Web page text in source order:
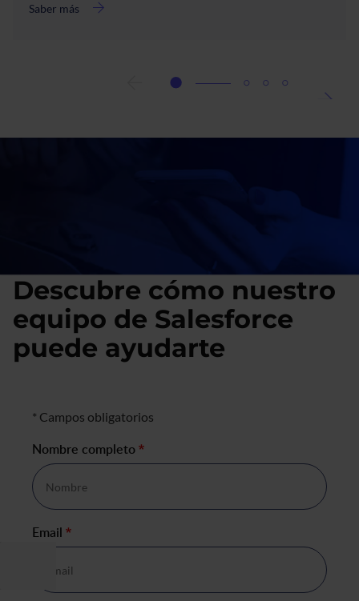
Saber más
acerca
Descubre cómo nuestro
equipo de Salesforce
puede ayudarte
Formulario de negocio
* Campos obligatorios
Nombre completo *
Email *